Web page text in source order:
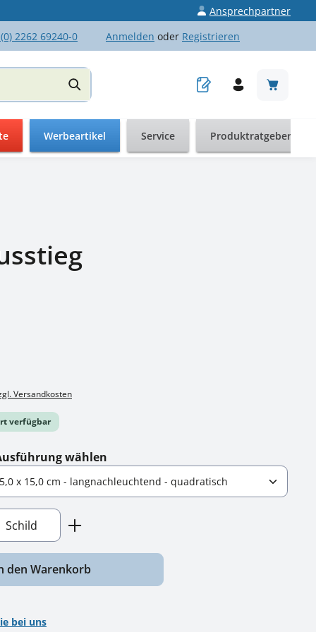
Ansprechpartner
2262 69240-0 Anmelden oder Registrieren
Werbeartikel Service Produktratgeber
Versandkosten
verfügbar
wählen
Gib den gewünschten Wert ein
Schild
den Warenkorb
bei uns